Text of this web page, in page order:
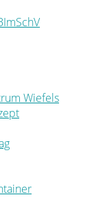
Wiefels